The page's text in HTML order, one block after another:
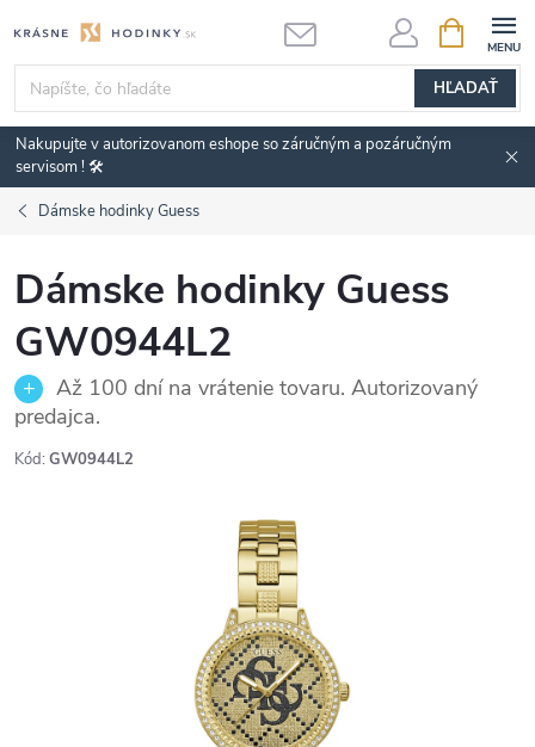
na
obsah
HĽADAŤ
KOŠÍK
Nakupujte v autorizovanom eshope so záručným a pozáručným
servisom ! 🛠️
Dámske hodinky Guess
Dámske hodinky Guess
GW0944L2
Až 100 dní na vrátenie tovaru. Autorizovaný
predajca.
Kód: GW0944L2